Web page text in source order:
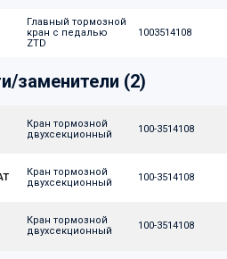
Главный тормозной
кран с педалью
ZTD
1003514108
заменители (2)
Кран тормозной
двухсекционный
100-3514108
Кран тормозной
двухсекционный
100-3514108
Кран тормозной
двухсекционный
100-3514108